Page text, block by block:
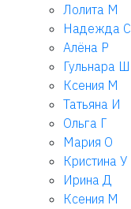
Лолита М
Надежда С
Алёна Р
Гульнара Ш
Ксения М
Татьяна И
Ольга Г
Мария О
Кристина У
Ирина Д
Ксения М